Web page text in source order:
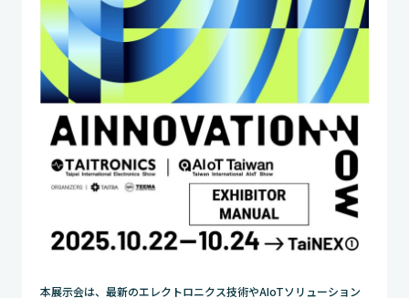
本展示会は、最新のエレクトロニクス技術やAIoTソリューション